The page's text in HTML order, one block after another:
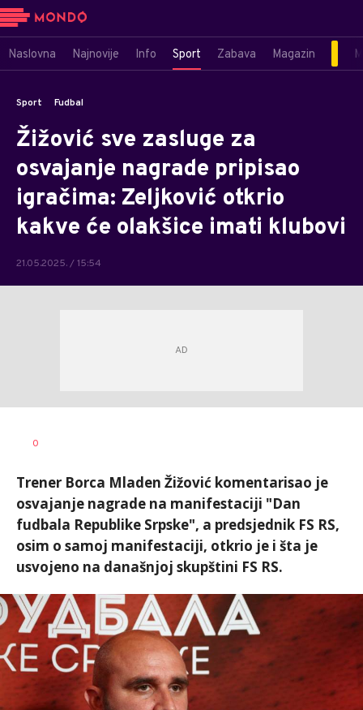
Naslovna Najnovije Info Sport Zabava Magazin
Sport Fudbal
Žižović sve zasluge za
osvajanje nagrade pripisao
igračima: Zeljković otkrio
kakve će olakšice imati klubovi
21.05.2025. / 15:54
AUTOR
0
Trener Borca Mladen Žižović komentarisao je
osvajanje nagrade na manifestaciji "Dan
fudbala Republike Srpske", a predsjednik FS RS,
osim o samoj manifestaciji, otkrio je i šta je
usvojeno na današnjoj skupštini FS RS.